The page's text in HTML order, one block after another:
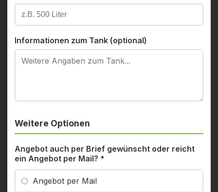
Informationen zum Tank (optional)
Weitere Optionen
Angebot auch per Brief gewünscht oder reicht
ein Angebot per Mail? *
Angebot per Mail